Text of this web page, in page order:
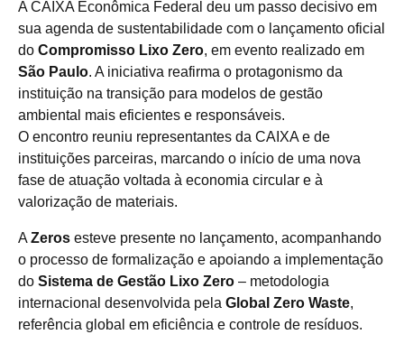
A CAIXA Econômica Federal deu um passo decisivo em
sua agenda de sustentabilidade com o lançamento oficial
do Compromisso Lixo Zero, em evento realizado em
São Paulo. A iniciativa reafirma o protagonismo da
instituição na transição para modelos de gestão
ambiental mais eficientes e responsáveis.
O encontro reuniu representantes da CAIXA e de
instituições parceiras, marcando o início de uma nova
fase de atuação voltada à economia circular e à
valorização de materiais.
A Zeros esteve presente no lançamento, acompanhando
o processo de formalização e apoiando a implementação
do Sistema de Gestão Lixo Zero – metodologia
internacional desenvolvida pela Global Zero Waste,
referência global em eficiência e controle de resíduos.